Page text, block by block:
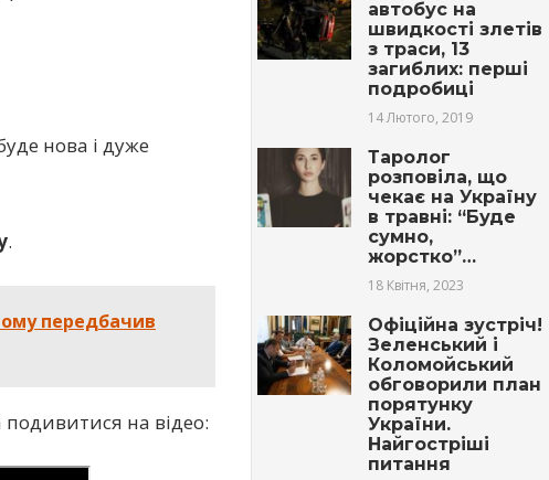
нова і дуже
.
передбачив
на відео:
автобус на
швидкості злетів
з траси, 13
загиблих: перші
подробиці
14 Лютого, 2019
Таролог
розповіла, що
чекає на Україну
в травні: “Буде
сумно,
жорстко”…
18 Квітня, 2023
Офіційна зустріч!
Зеленський і
Коломойський
обговорили план
порятунку
України.
Найгостріші
питання